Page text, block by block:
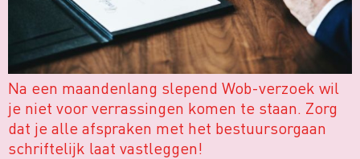
Na een maandenlang slepend Wob-verzoek wil
je niet voor verrassingen komen te staan. Zorg
dat je alle afspraken met het bestuursorgaan
schriftelijk laat vastleggen!